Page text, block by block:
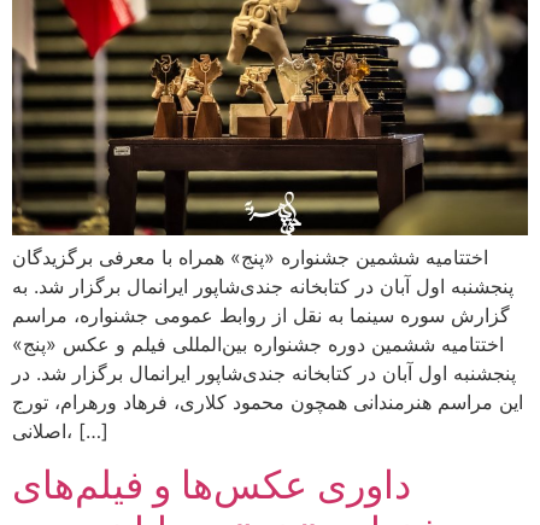
اختتامیه ششمین جشنواره «پنج» همراه با معرفی برگزیدگان
پنجشنبه اول آبان در کتابخانه جندی‌شاپور ایرانمال برگزار شد. به
گزارش سوره سینما به نقل از روابط عمومی جشنواره، مراسم
اختتامیه ششمین دوره جشنواره بین‌المللی فیلم و عکس «پنج»
پنجشنبه اول آبان در کتابخانه جندی‌شاپور ایرانمال برگزار شد. در
این مراسم هنرمندانی همچون محمود کلاری، فرهاد ورهرام، تورج
اصلانی، […]
داوری عکس‌ها و فیلم‌های